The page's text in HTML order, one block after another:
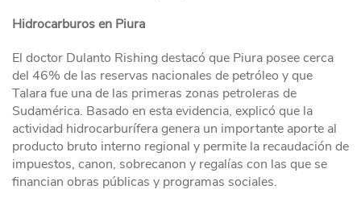
Hidrocarburos en Piura
El doctor Dulanto Rishing destacó que Piura posee cerca
del 46% de las reservas nacionales de petróleo y que
Talara fue una de las primeras zonas petroleras de
Sudamérica. Basado en esta evidencia, explicó que la
actividad hidrocarburífera genera un importante aporte al
producto bruto interno regional y permite la recaudación de
impuestos, canon, sobrecanon y regalías con las que se
financian obras públicas y programas sociales.